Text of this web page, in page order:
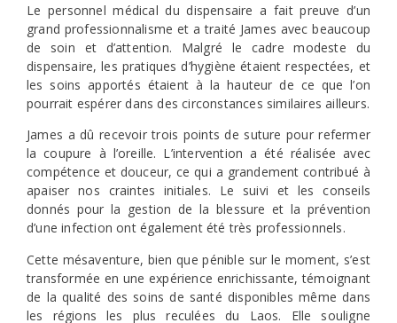
Le personnel médical du dispensaire a fait preuve d’un
grand professionnalisme et a traité James avec beaucoup
de soin et d’attention. Malgré le cadre modeste du
dispensaire, les pratiques d’hygiène étaient respectées, et
les soins apportés étaient à la hauteur de ce que l’on
pourrait espérer dans des circonstances similaires ailleurs.
James a dû recevoir trois points de suture pour refermer
la coupure à l’oreille. L’intervention a été réalisée avec
compétence et douceur, ce qui a grandement contribué à
apaiser nos craintes initiales. Le suivi et les conseils
donnés pour la gestion de la blessure et la prévention
d’une infection ont également été très professionnels.
Cette mésaventure, bien que pénible sur le moment, s’est
transformée en une expérience enrichissante, témoignant
de la qualité des soins de santé disponibles même dans
les régions les plus reculées du Laos. Elle souligne